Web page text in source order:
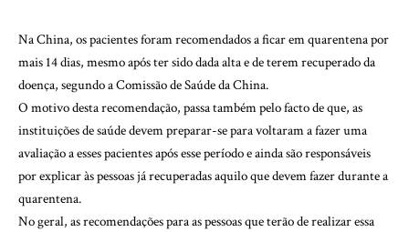
Na China, os pacientes foram recomendados a ficar em quarentena por
mais 14 dias, mesmo após ter sido dada alta e de terem recuperado da
doença, segundo a Comissão de Saúde da China.
O motivo desta recomendação, passa também pelo facto de que, as
instituições de saúde devem preparar-se para voltaram a fazer uma
avaliação a esses pacientes após esse período e ainda são responsáveis
por explicar às pessoas já recuperadas aquilo que devem fazer durante a
quarentena.
No geral, as recomendações para as pessoas que terão de realizar essa